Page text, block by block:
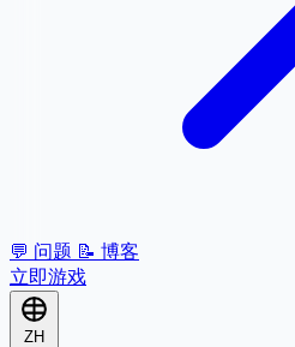
💬 问题 📝 博客
立即游戏
ZH